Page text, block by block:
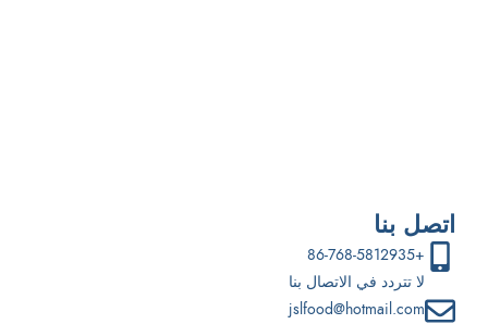
اتصل بنا
+86-768-5812935
لا تتردد في الاتصال بنا
jslfood@hotmail.com